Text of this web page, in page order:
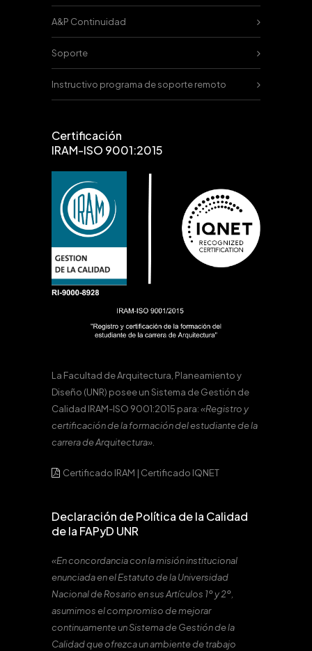
A&P Continuidad
Soporte
Instructivo programa de soporte remoto
Certificación
IRAM-ISO 9001:2015
La Facultad de Arquitectura, Planeamiento y
Diseño (UNR) posee un Sistema de Gestión de
Calidad IRAM-ISO 9001:2015 para:«Registro y
certificación de la formación del estudiante de la
carrera de Arquitectura».
Certificado IRAM | Certificado IQNET
Declaración de Política de la Calidad
de la FAPyD UNR
«En concordancia con la misión institucional
enunciada en el Estatuto de la Universidad
Nacional de Rosario en sus Artículos 1º y 2º,
asumimos el compromiso de mejorar
continuamente un Sistema de Gestión de la
Calidad que ofrezca un ambiente de trabajo